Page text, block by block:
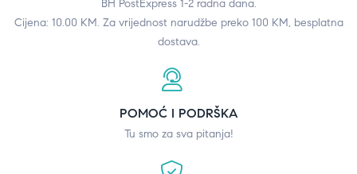
BH PostExpress 1-2 radna dana.
Cijena: 10.00 KM. Za vrijednost narudžbe preko 100 KM, besplatna
dostava.
POMOĆ I PODRŠKA
Tu smo za sva pitanja!